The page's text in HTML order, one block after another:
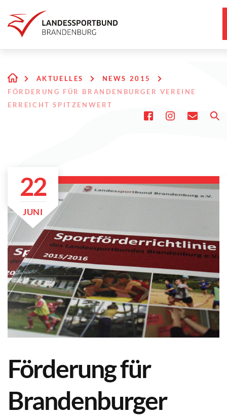
AKTUELLES
NEWS 2015
FÖRDERUNG FÜR BRANDENBURGER VEREINE
ERREICHT SPITZENWERT
22
JUNI
Förderung für
Brandenburger